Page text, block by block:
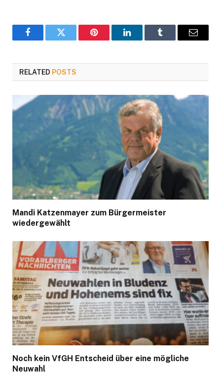
FacebookTwitter Pinterest LinkedInTumblr Email
RELATED POSTS
Mandi Katzenmayer zum Bürgermeister
wiedergewählt
Noch kein VfGH Entscheid über eine mögliche
Neuwahl